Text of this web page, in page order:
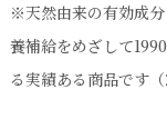
※天然由来の有効成
養補給をめざして
る実績ある商品です（